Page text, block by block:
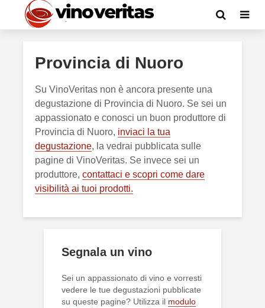
Provincia di Nuoro
Su VinoVeritas non è ancora presente una
degustazione di Provincia di Nuoro. Se sei un
appassionato e conosci un buon produttore di
Provincia di Nuoro, inviaci la tua
degustazione, la vedrai pubblicata sulle
pagine di VinoVeritas. Se invece sei un
produttore, contattaci e scopri come dare
visibilità ai tuoi prodotti.
Segnala un vino
Sei un appassionato di vino e vorresti
vedere le tue degustazioni pubblicate
su queste pagine? Utilizza il modulo